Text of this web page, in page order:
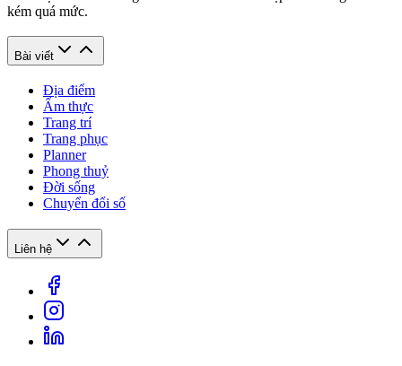
kém quá mức.
Bài viết
Địa điểm
Ẩm thực
Trang trí
Trang phục
Planner
Phong thuỷ
Đời sống
Chuyển đổi số
Liên hệ